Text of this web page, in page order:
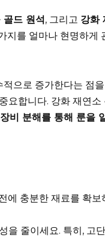
골드 원석 , 그리고 강화
지를 얼마나 현명하게
으로 증가한다는 점
요합니다. 강화 재연
장비 분해를 통해 룬을
에 충분한 재료를 확보
을 줄이세요. 특히, 고